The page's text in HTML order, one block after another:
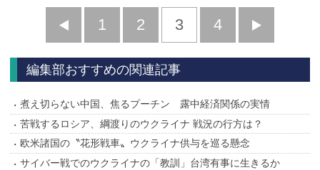
前
へ
1 2 3 4
へ
編集部おすすめの関連記事
煮え切らない中国、焦るプーチン 露中経済関係の実情
苦戦するロシア、綱渡りのウクライナ 戦況の行方は？
欧米諸国の〝花形戦車〟ウクライナ供与を巡る懸念
サイバー戦でのウクライナの「教訓」台湾有事に生きるか